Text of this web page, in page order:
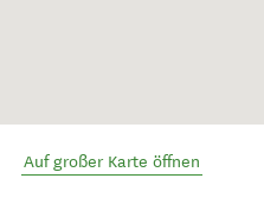
Auf großer Karte öffnen